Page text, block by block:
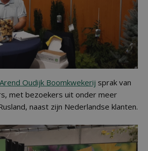
Arend Oudijk Boomkwekerij sprak van
met bezoekers uit onder meer
naast zijn Nederlandse klanten.